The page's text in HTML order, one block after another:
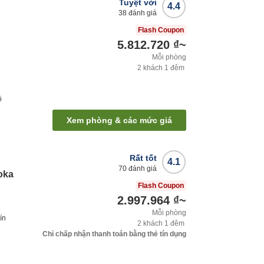
4.4
Tuyệt vời
38 đánh giá
Flash Coupon
5.812.720 ₫~
Mỗi phòng
2 khách 1 đêm
Xem phòng & các mức giá
4.1
Rất tốt
70 đánh giá
Flash Coupon
2.997.964 ₫~
Mỗi phòng
2 khách 1 đêm
Chỉ chấp nhận thanh toán bằng thẻ tín dụng